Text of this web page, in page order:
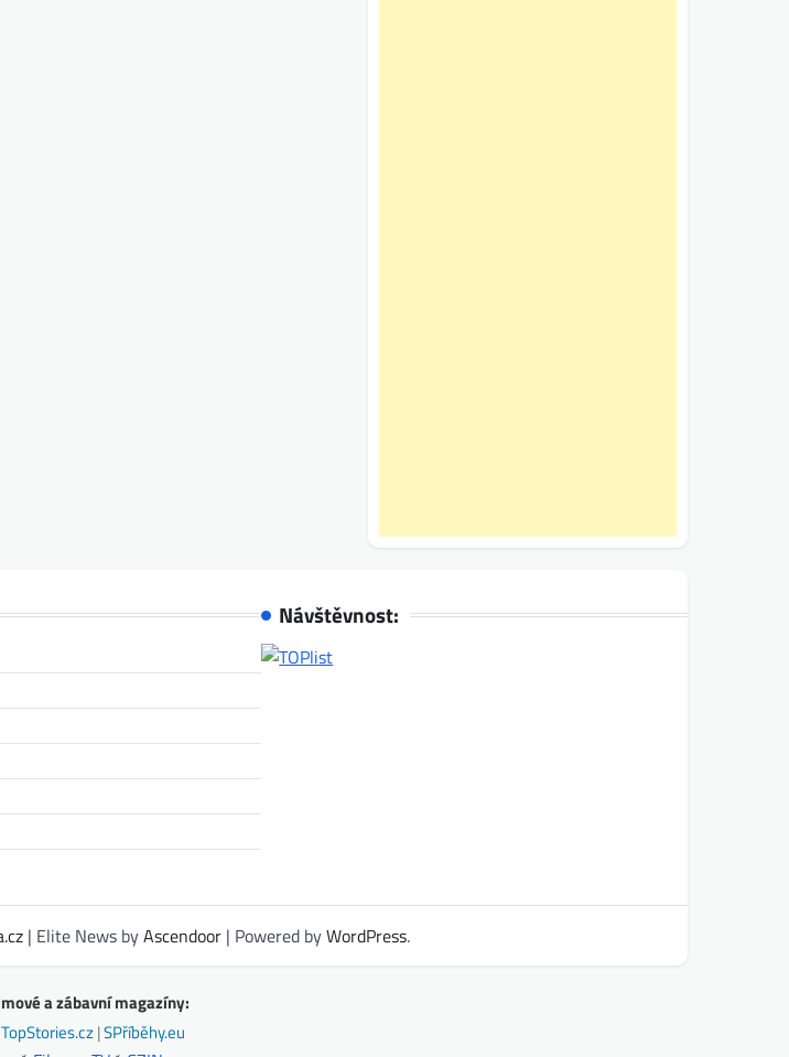
Návštěvnost:
| Elite News byAscendoor| Powered byWordPress.
a zábavní magazíny:
TopStories.cz|SPříběhy.eu